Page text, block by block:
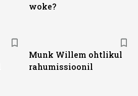
woke?
Munk Willem ohtlikul
rahumissioonil